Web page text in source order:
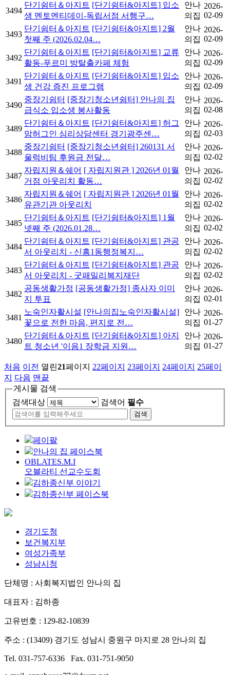
3494
단기쉼터＆아지트 [단기쉼터&아지트] 입소
생 멘토멘티데이-독립서점 서행구…
안나
의집
2026-
02-09
3493
단기쉼터＆아지트 [단기쉼터&아지트] 2월
첫째 주 (2026.02.04…
안나
의집
2026-
02-09
3492
단기쉼터＆아지트 [단기쉼터&아지트] 교류
활동-푸르미 방탈출카페 체험
안나
의집
2026-
02-09
3491
단기쉼터＆아지트 [단기쉼터&아지트] 입소
생 건강 증진 프로그램
안나
의집
2026-
02-09
3490
중장기쉼터 [중장기청소년쉼터] 안나의 집
급식소 입소생 봉사활동
안나
의집
2026-
02-08
3489
단기쉼터＆아지트 [단기쉼터&아지트] 허그
맘허그인 심리상담센터 경기광주센…
안나
의집
2026-
02-03
3488
중장기쉼터 [중장기청소년쉼터] 260131 서
울럭비팀 후원금 전달…
안나
의집
2026-
02-02
3487
자립지원＆쉐어 [ 자립지원관 ] 2026년 01월
거점 아웃리치 활동…
안나
의집
2026-
02-02
3486
자립지원＆쉐어 [ 자립지원관 ] 2026년 01월
유관기관 아웃리치
안나
의집
2026-
02-02
3485
단기쉼터＆아지트 [단기쉼터&아지트] 1월
넷째 주 (2026.01.28…
안나
의집
2026-
02-02
3484
단기쉼터＆아지트 [단기쉼터&아지트] 관공
서 아웃리치 - 신흥1동행정복지…
안나
의집
2026-
02-02
3483
단기쉼터＆아지트 [단기쉼터&아지트] 관공
서 아웃리치 - 굿패밀리복지재단
안나
의집
2026-
02-02
3482
공동생활가정 [공동생활가정] 종사자 이미
지 투표
안나
의집
2026-
02-01
3481
노숙인자활시설 [안나의집노숙인자활시설]
꽃으로 전한 마음, 편지로 전…
안나
의집
2026-
01-27
3480
단기쉼터＆아지트 [단기쉼터&아지트] 아지
트 청소년 '이음1 장학금 지원…
안나
의집
2026-
01-27
처음 이전 열린21페이지 22페이지 23페이지 24페이지 25페이
지
다음 맨끝
게시물 검색
검색대상
검색어 필수
페이팔
안나의 집 페이스북
OBLATES.M.I
오블라티 선교수도회
김하종신부 이야기
김하종신부 페이스북
경기도청
보건복지부
여성가족부
성남시청
단체명 : 사회복지법인 안나의 집
대표자 : 김하종
고유번호 : 129-82-10839
주소 : (13409) 경기도 성남시 중원구 마지로 28 안나의 집
Tel. 031-757-6336 Fax. 031-751-9050